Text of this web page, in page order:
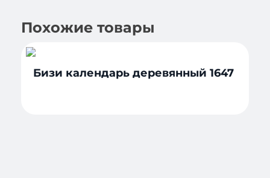
Похожие товары
Бизи календарь деревянный 1647